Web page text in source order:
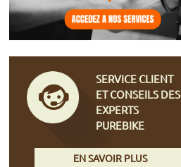
SERVICE CLIENT
ET CONSEILS DES
EXPERTS
PUREBIKE
EN SAVOIR PLUS